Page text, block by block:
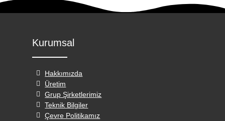
Kurumsal
Hakkımızda
Üretim
Grup Şirketlerimiz
Teknik Bilgiler
Çevre Politikamız